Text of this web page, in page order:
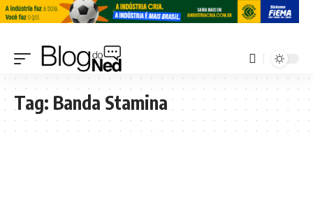
Tag: Banda Stamina